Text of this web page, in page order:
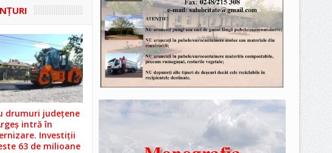
drumuri județene
intră în
Investiții
63 de milioane